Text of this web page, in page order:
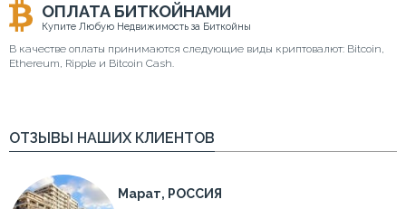
ОПЛАТА БИТКОЙНАМИ
Купите Любую Недвижимость за Биткойны
В качестве оплаты принимаются следующие виды криптовалют: Bitcoin,
Ethereum, Ripple и Bitcoin Cash.
ОТЗЫВЫ НАШИХ КЛИЕНТОВ
Марат, РОССИЯ